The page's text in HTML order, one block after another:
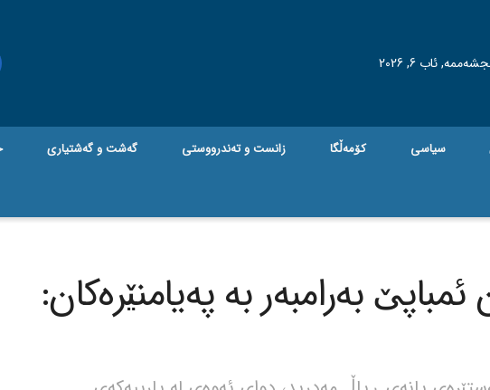
ئاب 6, 2026
سیاسی کۆمەڵگا زانست و تەندرووستی گه‌شت و گه‌شتیاری
بەرامبەر بە پەیامنێرەکان: